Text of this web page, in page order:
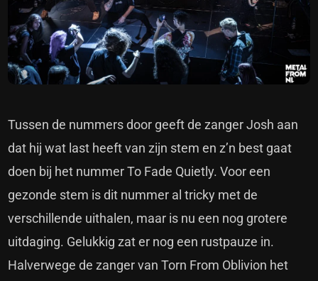
Tussen de nummers door geeft de zanger Josh aan
dat hij wat last heeft van zijn stem en z’n best gaat
doen bij het nummer To Fade Quietly. Voor een
gezonde stem is dit nummer al tricky met de
verschillende uithalen, maar is nu een nog grotere
uitdaging. Gelukkig zat er nog een rustpauze in.
Halverwege de zanger van Torn From Oblivion het